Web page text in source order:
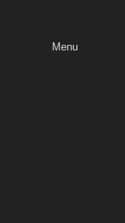
Menu